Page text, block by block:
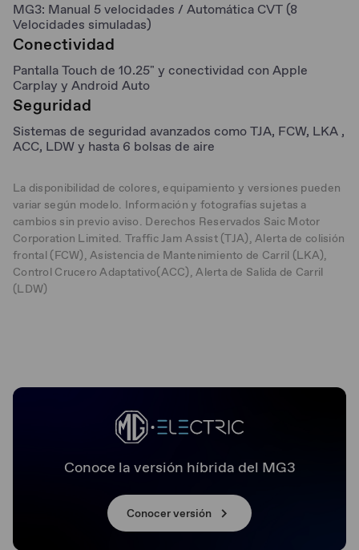
MG3: Manual 5 velocidades / Automática CVT (8
Velocidades simuladas)
Conectividad
Pantalla Touch de 10.25" y conectividad con Apple
Carplay y Android Auto
Seguridad
Sistemas de seguridad avanzados como TJA, FCW, LKA ,
ACC, LDW y hasta 6 bolsas de aire
La disponibilidad de colores, equipamiento y versiones pueden
variar según modelo. Información y fotografías sujetas a
cambios sin previo aviso. Derechos Reservados Saic Motor
Corporation Limited. Traffic Jam Assist (TJA), Alerta de colisión
frontal (FCW), Asistencia de Mantenimiento de Carril (LKA),
Control Crucero Adaptativo(ACC), Alerta de Salida de Carril
(LDW)
Conoce la versión híbrida del MG3
Conocer versión